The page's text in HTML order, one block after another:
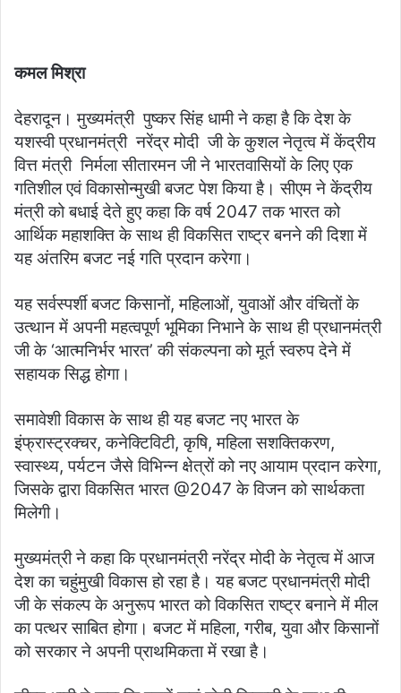
कमल मिश्रा
देहरादून। मुख्यमंत्री पुष्कर सिंह धामी ने कहा है कि देश के
यशस्वी प्रधानमंत्री नरेंद्र मोदी जी के कुशल नेतृत्व में केंद्रीय
वित्त मंत्री निर्मला सीतारमन जी ने भारतवासियों के लिए एक
गतिशील एवं विकासोन्मुखी बजट पेश किया है। सीएम ने केंद्रीय
मंत्री को बधाई देते हुए कहा कि वर्ष 2047 तक भारत को
आर्थिक महाशक्ति के साथ ही विकसित राष्ट्र बनने की दिशा में
यह अंतरिम बजट नई गति प्रदान करेगा।
यह सर्वस्पर्शी बजट किसानों, महिलाओं, युवाओं और वंचितों के
उत्थान में अपनी महत्वपूर्ण भूमिका निभाने के साथ ही प्रधानमंत्री
जी के ‘आत्मनिर्भर भारत’ की संकल्पना को मूर्त स्वरुप देने में
सहायक सिद्ध होगा।
समावेशी विकास के साथ ही यह बजट नए भारत के
इंफ्रास्ट्रक्चर, कनेक्टिविटी, कृषि, महिला सशक्तिकरण,
स्वास्थ्य, पर्यटन जैसे विभिन्न क्षेत्रों को नए आयाम प्रदान करेगा,
जिसके द्वारा विकसित भारत @2047 के विजन को सार्थकता
मिलेगी।
मुख्यमंत्री ने कहा कि प्रधानमंत्री नरेंद्र मोदी के नेतृत्व में आज
देश का चहुंमुखी विकास हो रहा है। यह बजट प्रधानमंत्री मोदी
जी के संकल्प के अनुरूप भारत को विकसित राष्ट्र बनाने में मील
का पत्थर साबित होगा। बजट में महिला, गरीब, युवा और किसानों
को सरकार ने अपनी प्राथमिकता में रखा है।